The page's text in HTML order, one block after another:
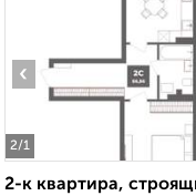
2/1
‹
2-к квартира,